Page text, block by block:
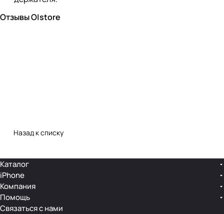
Отзывы O|store
Назад к списку
Каталог
iPhone
Компания
Помощь
Связаться с нами